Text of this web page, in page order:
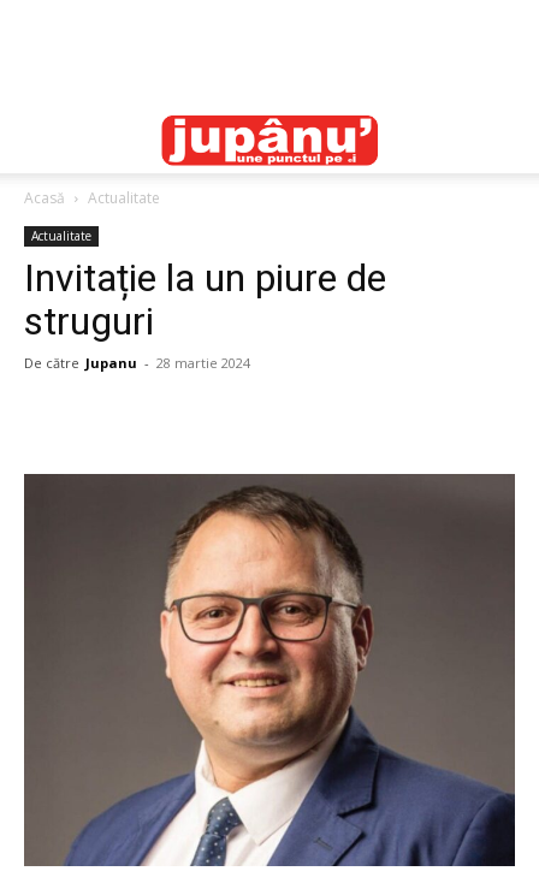
Acasă Actualitate
Actualitate
Invitație la un piure de
struguri
De către Jupanu - 28 martie 2024